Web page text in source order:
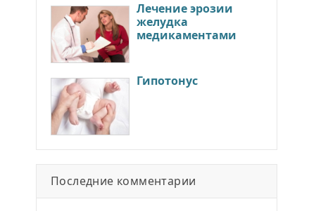
Лечение эрозии
желудка
медикаментами
Гипотонус
Последние комментарии